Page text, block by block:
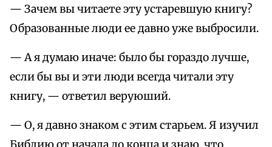
— Зачем вы читаете эту устаревшую книгу?
Образованные люди ее давно уже выбросили.
— А я думаю иначе: было бы гораздо лучше,
если бы вы и эти люди всегда читали эту
книгу, — ответил веруюший.
— О, я давно знаком с этим старьем. Я изучил